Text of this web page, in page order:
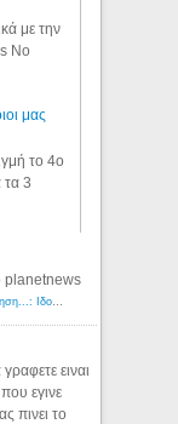
με την
No
μας
το 4ο
τα 3
planetnews
ειναι
εγινε
πινει το